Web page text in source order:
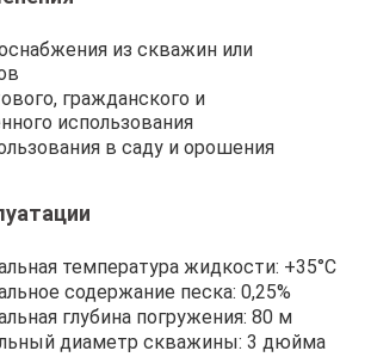
из скважин или
гражданского и
использования
в саду и орошения
температура жидкости: +35°C
содержание песка: 0,25%
глубина погружения: 80 м
диаметр скважины: 3 дюйма